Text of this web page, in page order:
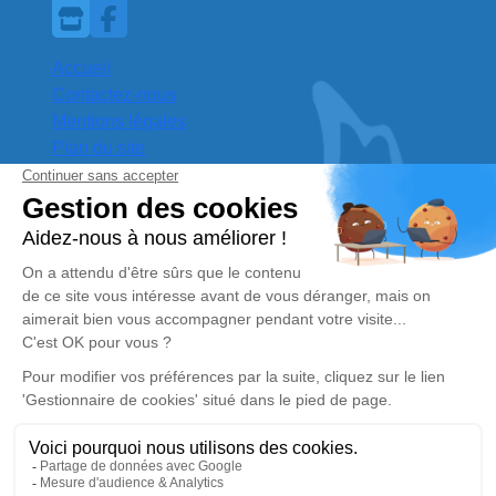
Accueil
Contactez-nous
Mentions légales
Plan du site
Une organisation d’obsèques
dans les moindres détails
DOITEAU POMPES FUNÈBRES
service pour assurer l’organisation des obsèques
d’un proche à Alençon. Une équipe compétente
Haut de page